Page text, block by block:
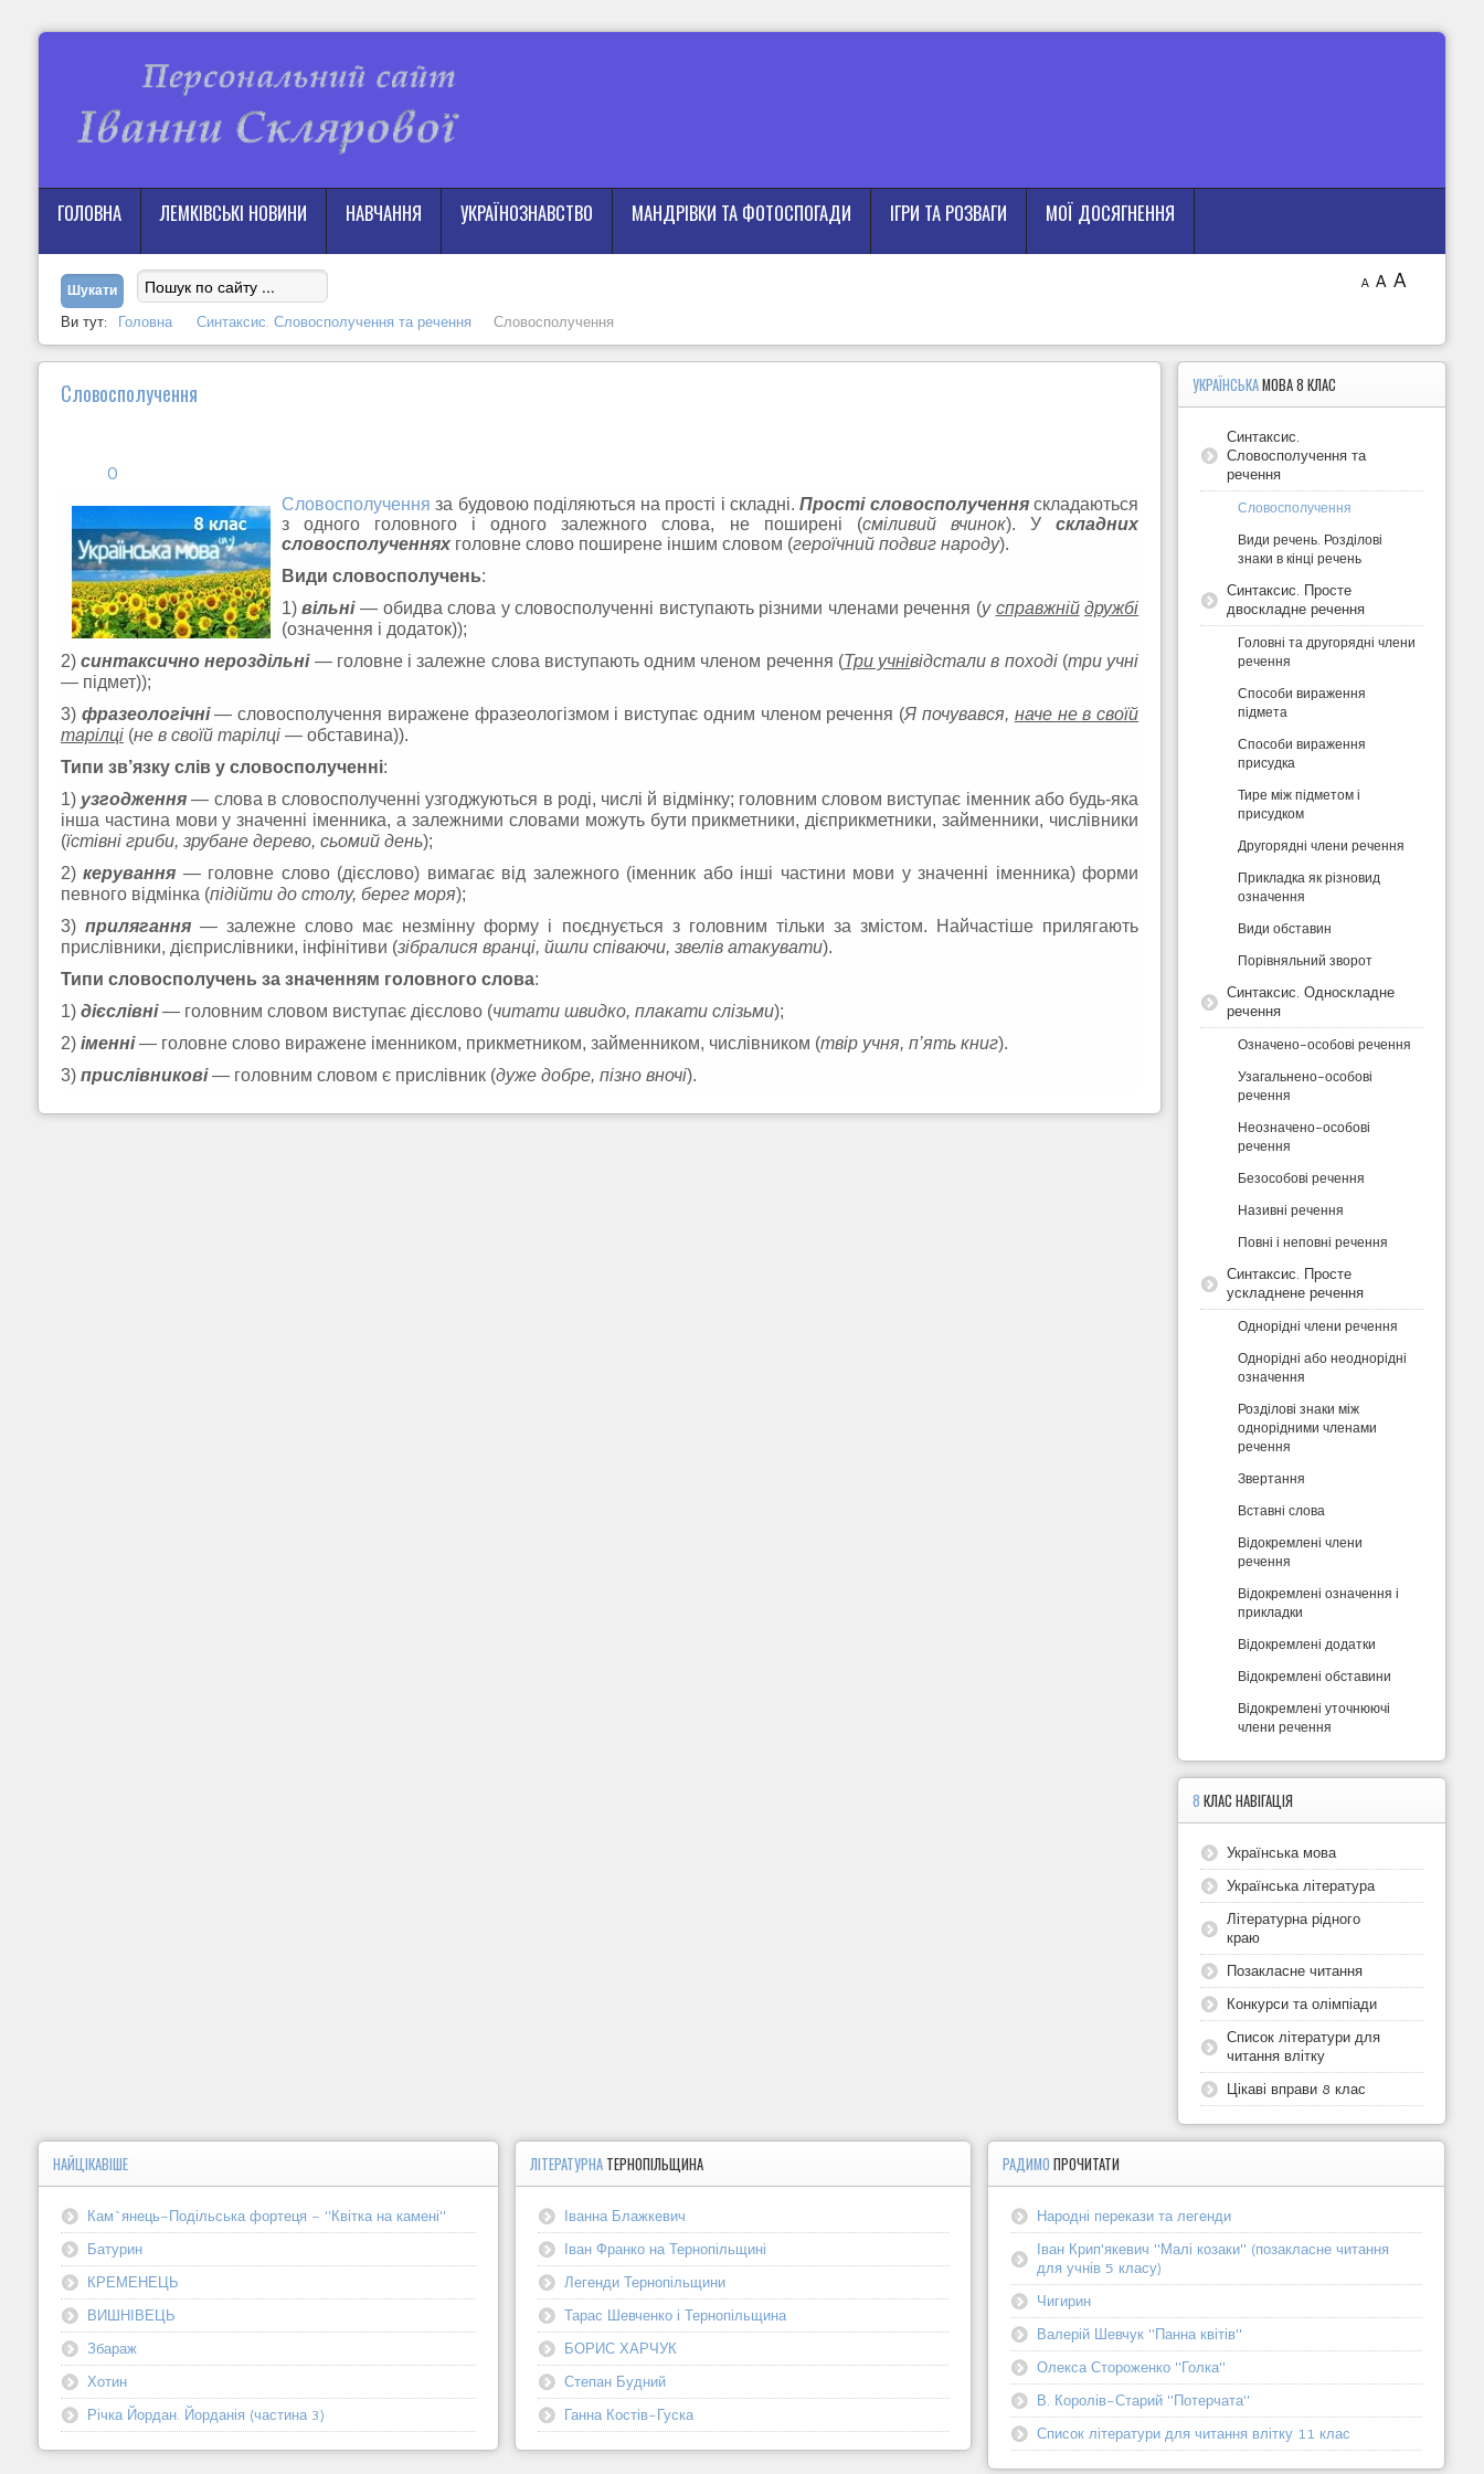
ГОЛОВНА ЛЕМКІВСЬКІ НОВИНИ НАВЧАННЯ УКРАЇНОЗНАВСТВО МАНДРІВКИ ТА ФОТОСПОГАДИ ІГРИ ТА РОЗВАГИ МОЇ ДОСЯГНЕННЯ
Ви тут: Головна Синтаксис. Словосполучення та речення Словосполучення
A A A
Словосполучення
0
Словосполучення за будовою поділяються на прості і складні.Прості словосполученняскладаються
з одного головного і одного залежного слова, не поширені (сміливий вчинок). Ускладних
словосполученняхголовне слово поширене іншим словом (героїчний подвиг народу).
Види словосполучень:
1)вільні— обидва слова у словосполученні виступають різними членами речення (у справжній дружбі
(означення і додаток));
2)синтаксично нероздільні — головне і залежне слова виступають одним членом речення (Три учнівідстали в поході(три учні
— підмет));
3) фразеологічні— словосполучення виражене фразеологізмом і виступає одним членом речення (Я почувався, наче не в своїй
тарілці(не в своїй тарілці— обставина)).
Типи зв’язку слів у словосполученні:
1) узгодження — слова в словосполученні узгоджуються в роді, числі й відмінку; головним словом виступає іменник або будь-яка
інша частина мови у значенні іменника, а залежними словами можуть бути прикметники, дієприкметники, займенники, числівники
(їстівні гриби, зрубане дерево, сьомий день);
2)керування — головне слово (дієслово) вимагає від залежного (іменник або інші частини мови у значенні іменника) форми
певного відмінка (підійти до столу, берег моря);
3) прилягання— залежне слово має незмінну форму і поєднується з головним тільки за змістом. Найчастіше прилягають
прислівники, дієприслівники, інфінітиви (зібралися вранці, йшли співаючи, звелів атакувати).
Типи словосполучень за значенням головного слова:
1) дієслівні— головним словом виступає дієслово (читати швидко, плакати слізьми);
2) іменні— головне слово виражене іменником, прикметником, займенником, числівником (твір учня, п’ять книг).
3) прислівникові— головним словом є прислівник (дуже добре, пізно вночі).
УКРАЇНСЬКАМОВА 8 КЛАС
Синтаксис.
Словосполучення та
речення
Словосполучення
Види речень. Розділові
знаки в кінці речень
Синтаксис. Просте
двоскладне речення
Головні та другорядні члени
речення
Способи вираження
підмета
Способи вираження
присудка
Тире між підметом і
присудком
Другорядні члени речення
Прикладка як різновид
означення
Види обставин
Порівняльний зворот
Синтаксис. Односкладне
речення
Означено-особові речення
Узагальнено-особові
речення
Неозначено-особові
речення
Безособові речення
Називні речення
Повні і неповні речення
Синтаксис. Просте
ускладнене речення
Однорідні члени речення
Однорідні або неоднорідні
означення
Розділові знаки між
однорідними членами
речення
Звертання
Вставні слова
Відокремлені члени
речення
Відокремлені означення і
прикладки
Відокремлені додатки
Відокремлені обставини
Відокремлені уточнюючі
члени речення
8КЛАС НАВІГАЦІЯ
Українська мова
Українська література
Літературна рідного
краю
Позакласне читання
Конкурси та олімпіади
Список літератури для
читання влітку
Цікаві вправи 8 клас
НАЙЦІКАВІШЕ
Кам`янець-Подільська фортеця - "Квітка на камені"
Батурин
КРЕМЕНЕЦЬ
ВИШНІВЕЦЬ
Збараж
Хотин
Річка Йордан. Йорданія (частина 3)
ЛІТЕРАТУРНА ТЕРНОПІЛЬЩИНА
Іванна Блажкевич
Іван Франко на Тернопільщині
Легенди Тернопільщини
Тарас Шевченко і Тернопільщина
БОРИС ХАРЧУК
Степан Будний
Ганна Костів-Гуска
РАДИМОПРОЧИТАТИ
Народні перекази та легенди
Іван Крип'якевич "Малі козаки" (позакласне читання
для учнів 5 класу)
Чигирин
Валерій Шевчук "Панна квітів"
Олекса Стороженко "Голка"
В. Королів-Старий "Потерчата"
Список літератури для читання влітку 11 клас